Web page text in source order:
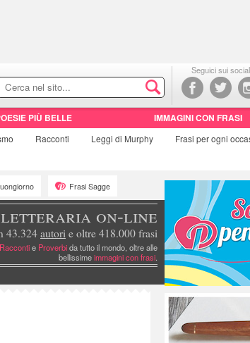
Seguici sui social
PIÙ BELLE IMMAGINI CON FRASI
Racconti Leggi di Murphy Frasi per ogni
Frasi Sagge
letteraria on-line
43.324 autori e oltre 418.000 frasi
Raccontie Proverbida tutto il mondo, oltre alle
bellissimeimmagini con frasi.